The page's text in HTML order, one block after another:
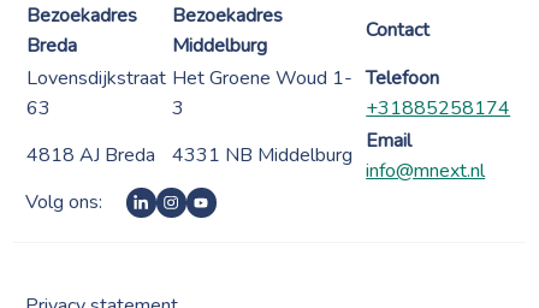
Bezoekadres
Breda
Bezoekadres
Middelburg
Contact
Lovensdijkstraat
63
Het Groene Woud 1-
3
Telefoon
+31885258174
4818 AJ Breda
4331 NB Middelburg
Email
info@mnext.nl
Volg ons: